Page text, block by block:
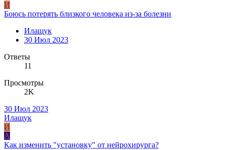
И
Боюсь потерять близкого человека из-за болезни
Илащук
30 Июл 2023
Ответы
11
Просмотры
2K
30 Июл 2023
Илащук
И
A
Как изменить "установку" от нейрохирурга?